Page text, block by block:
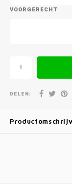
VOORGERECHT
DELEN: